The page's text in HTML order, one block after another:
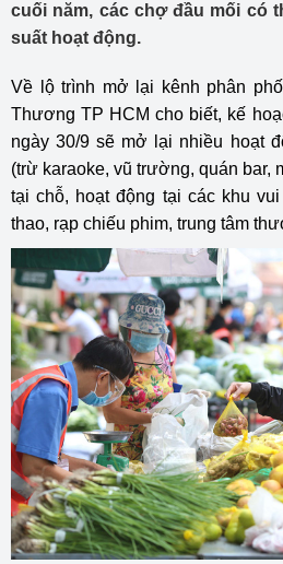
cuối năm, các chợ đầu mối có
suất hoạt động.
Về lộ trình mở lại kênh phân
Thương TP HCM cho biết, kế
ngày 30/9 sẽ mở lại nhiều hoạt
(trừ karaoke, vũ trường, quán bar,
tại chỗ, hoạt động tại các khu
thao, rạp chiếu phim, trung tâm